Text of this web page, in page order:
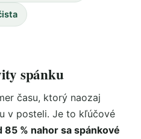
spánku
času, ktorý naozaj
v posteli. Je to kľúčové
85 % nahor sa spánkové